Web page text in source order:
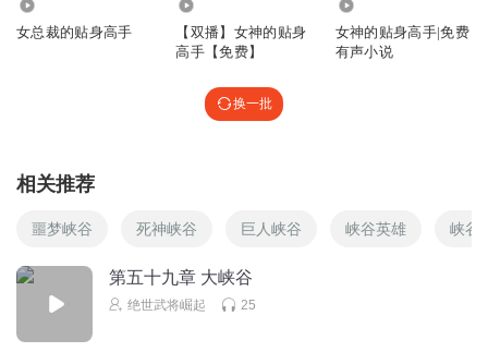
女总裁的贴身高手
【双播】女神的贴身
高手【免费】
女神的贴身高手|免费
有声小说
换一批
相关推荐
噩梦峡谷 死神峡谷 巨人峡谷 峡谷英雄 峡谷
第五十九章 大峡谷
绝世武将崛起 25